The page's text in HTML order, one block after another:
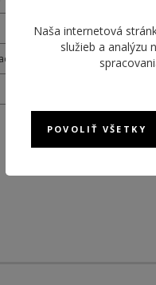
SKLÍČKO
TYP
Naša internetová
služieb a analýzu
POVOLIŤ VŠETKY